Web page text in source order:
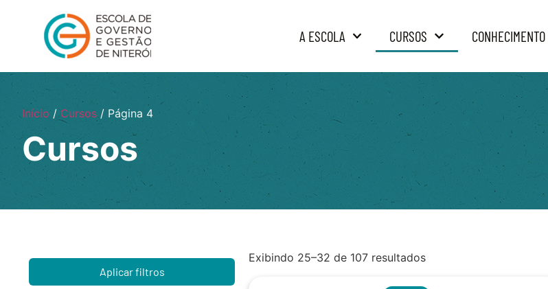
A ESCOLA CURSOS CONHECIMENTO
Início/Cursos/ Página 4
Cursos
Aplicar filtros
Exibindo 25–32 de 107 resultados